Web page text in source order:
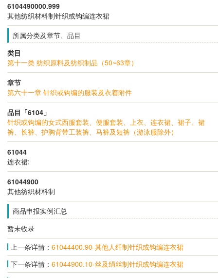
6104490000.999
其他纺织材料制针织或钩编连衣裙
所属分类及章节、品目
类目
第十一类 纺织原料及纺织制品（50~63章）
章节
第六十一章 针织或钩编的服装及衣着附件
品目「6104」
针织或钩编的女式西服套装、便服套装、上衣、连衣裙、裙子、裙
裤、长裤、护胸背带工装裤、马裤及短裤（游泳服除外）
61044
连衣裙:
61044900
其他纺织材料制
商品申报实例汇总
暂未收录
上一条详情： 61044400.90-其他人纤制针织或钩编连衣裙
下一条详情： 61044900.10-丝及绢丝制针织或钩编连衣裙